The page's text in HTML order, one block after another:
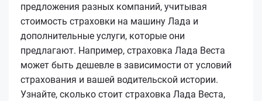
предложения разных компаний, учитывая
стоимость страховки на машину Лада и
дополнительные услуги, которые они
предлагают. Например, страховка Лада Веста
может быть дешевле в зависимости от условий
страхования и вашей водительской истории.
Узнайте, сколько стоит страховка Лада Веста,